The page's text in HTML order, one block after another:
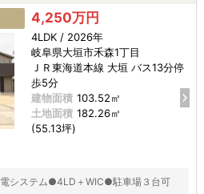
4,250万円
4LDK / 2026年
岐阜県大垣市禾森1丁目
ＪＲ東海道本線 大垣 バス13分停
歩5分
建物面積 103.52㎡
土地面積 182.26㎡
(55.13坪)
システム●4LD＋WIC●駐車場３台可